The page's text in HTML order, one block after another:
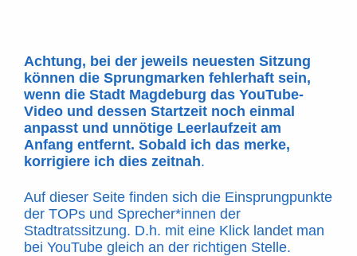
Achtung, bei der jeweils neuesten Sitzung
können die Sprungmarken fehlerhaft sein,
wenn die Stadt Magdeburg das YouTube-
Video und dessen Startzeit noch einmal
anpasst und unnötige Leerlaufzeit am
Anfang entfernt. Sobald ich das merke,
korrigiere ich dies zeitnah.
Auf dieser Seite finden sich die Einsprungpunkte
der TOPs und Sprecher*innen der
Stadtratssitzung. D.h. mit eine Klick landet man
bei YouTube gleich an der richtigen Stelle.